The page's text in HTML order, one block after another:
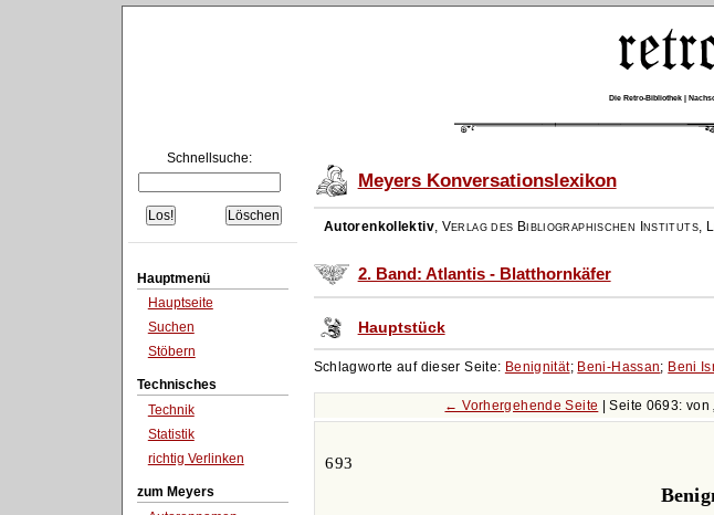
Die Retro-Bibliothek |
Schnellsuche:
Hauptmenü
Hauptseite
Suchen
Stöbern
Technisches
Technik
Statistik
richtig Verlinken
zum Meyers
Meyers Konversationslexikon
Autorenkollektiv, Verlag des Bibliographischen Instituts,
2. Band: Atlantis - Blatthornkäfer
Hauptstück
Schlagworte auf dieser Seite: Benignität; Beni-Hassan; Beni
← Vorhergehende Seite | Seite 0693: von
693